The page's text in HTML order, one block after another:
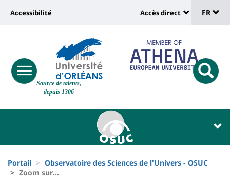
Site
Source de talents,
depuis 1306
Recherche
responsive
menu
button
Université
vers
page
accessibilité
Accessibilité
:
Shortcut
links
Accès direct
de
FR
Block
liste
d'Ariane
Portail
Observatoire des Sciences de l'Univers - OSUC
Zoom sur...